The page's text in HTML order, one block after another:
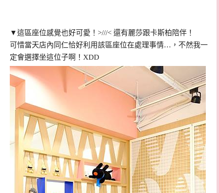
▼這區座位感覺也好可愛！>///< 還有麗莎跟卡斯柏陪伴！
可惜當天店內同仁恰好利用該區座位在處理事情…，不然我一
定會選擇坐這位子啊！XDD